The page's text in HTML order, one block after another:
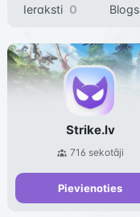
Ieraksti 0 Blogs
Strike.lv
716 sekotāji
Pievienoties